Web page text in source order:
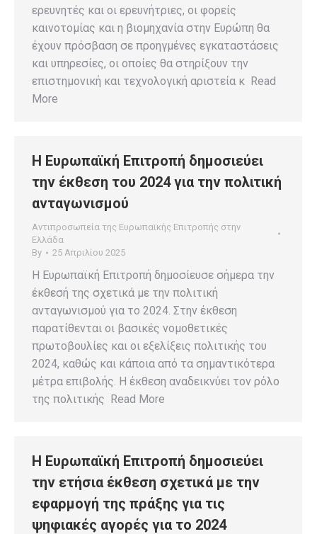
ερευνητές και οι ερευνήτριες, οι φορείς
καινοτομίας και η βιομηχανία στην Ευρώπη θα
έχουν πρόσβαση σε προηγμένες εγκαταστάσεις
και υπηρεσίες, οι οποίες θα στηρίξουν την
επιστημονική και τεχνολογική αριστεία κ Read
More
Η Ευρωπαϊκή Επιτροπή δημοσιεύει
την έκθεση του 2024 για την πολιτική
ανταγωνισμού
Αντιπροσωπεία της Ευρωπαϊκής Επιτροπής στην
Ελλάδα
By
25 Απριλίου 2025
Η Ευρωπαϊκή Επιτροπή δημοσίευσε σήμερα την
έκθεσή της σχετικά με την πολιτική
ανταγωνισμού για το 2024. Στην έκθεση
παρατίθενται οι βασικές νομοθετικές
πρωτοβουλίες και οι εξελίξεις πολιτικής του
2024, καθώς και κάποια από τα σημαντικότερα
μέτρα επιβολής. Η έκθεση αναδεικνύει τον ρόλο
της πολιτικής Read More
Η Ευρωπαϊκή Επιτροπή δημοσιεύει
την ετήσια έκθεση σχετικά με την
εφαρμογή της πράξης για τις
ψηφιακές αγορές για το 2024